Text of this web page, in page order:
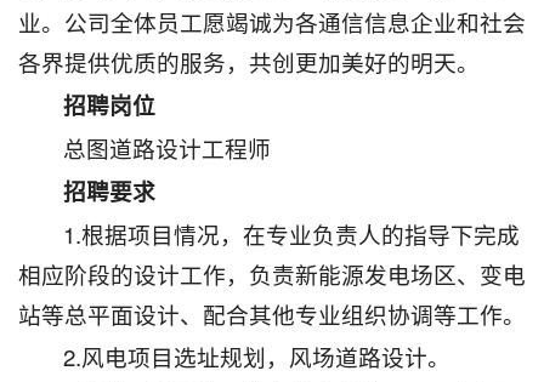
业。公司全体员工愿竭诚为各通信信息企业和社会
各界提供优质的服务，共创更加美好的明天。
招聘岗位
总图道路设计工程师
招聘要求
1.根据项目情况，在专业负责人的指导下完成
相应阶段的设计工作，负责新能源发电场区、变电
站等总平面设计、配合其他专业组织协调等工作。
2.风电项目选址规划，风场道路设计。